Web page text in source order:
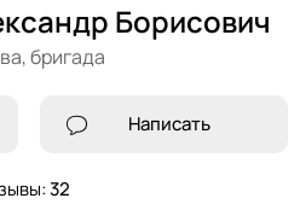
Борисович
бригада
Написать
32